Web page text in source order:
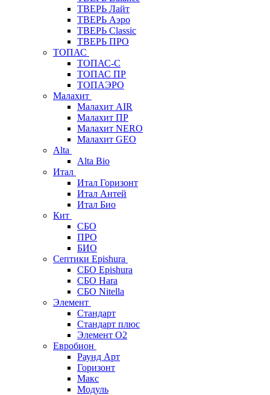
ТВЕРЬ Лайт
ТВЕРЬ Аэро
ТВЕРЬ Classic
ТВЕРЬ ПРО
ТОПАС
ТОПАС-С
ТОПАС ПР
ТОПАЭРО
Малахит
Малахит AIR
Малахит ПР
Малахит NERO
Малахит GEO
Alta
Alta Bio
Итал
Итал Горизонт
Итал Антей
Итал Био
Кит
СБО
ПРО
БИО
Септики Epishura
СБО Epishura
СБО Hara
СБО Nitella
Элемент
Стандарт
Стандарт плюс
Элемент О2
Евробион
Раунд Арт
Горизонт
Макс
Модуль